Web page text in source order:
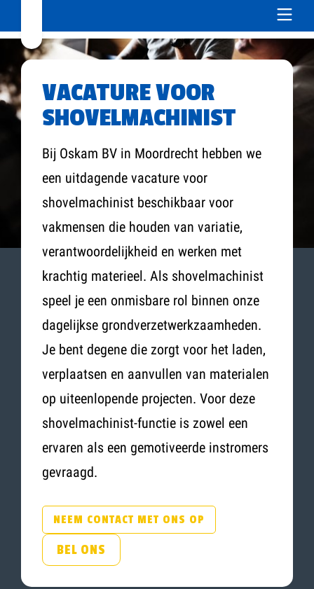
VACATURE VOOR
SHOVELMACHINIST
Bij Oskam BV in Moordrecht hebben we
een uitdagende vacature voor
shovelmachinist beschikbaar voor
vakmensen die houden van variatie,
verantwoordelijkheid en werken met
krachtig materieel. Als shovelmachinist
speel je een onmisbare rol binnen onze
dagelijkse grondverzetwerkzaamheden.
Je bent degene die zorgt voor het laden,
verplaatsen en aanvullen van materialen
op uiteenlopende projecten. Voor deze
shovelmachinist-functie is zowel een
ervaren als een gemotiveerde instromers
gevraagd.
NEEM CONTACT MET ONS OP
BEL ONS